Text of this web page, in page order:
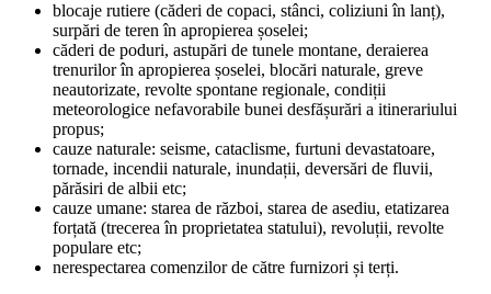
blocaje rutiere (căderi de copaci, stânci, coliziuni în lanț),
surpări de teren în apropierea șoselei;
căderi de poduri, astupări de tunele montane, deraierea
trenurilor în apropierea șoselei, blocări naturale, greve
neautorizate, revolte spontane regionale, condiții
meteorologice nefavorabile bunei desfășurări a itinerariului
propus;
cauze naturale: seisme, cataclisme, furtuni devastatoare,
tornade, incendii naturale, inundații, deversări de fluvii,
părăsiri de albii etc;
cauze umane: starea de război, starea de asediu, etatizarea
forțată (trecerea în proprietatea statului), revoluții, revolte
populare etc;
nerespectarea comenzilor de către furnizori și terți.